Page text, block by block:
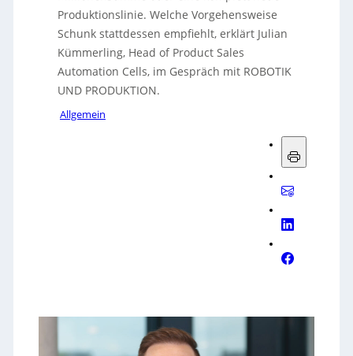
Produktionslinie. Welche Vorgehensweise
Schunk stattdessen empfiehlt, erklärt Julian
Kümmerling, Head of Product Sales
Automation Cells, im Gespräch mit ROBOTIK
UND PRODUKTION.
Allgemein